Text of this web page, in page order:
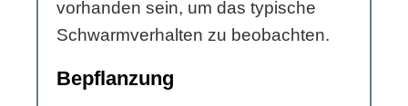
vorhanden sein, um das typische
Schwarmverhalten zu beobachten.
Bepflanzung